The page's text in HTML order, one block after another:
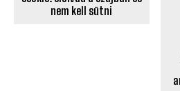
Duplán krémes és nagyon